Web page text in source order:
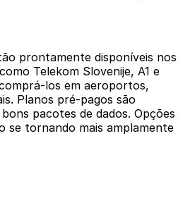
prontamente disponíveis nos
Telekom Slovenije, A1 e
los em aeroportos,
Planos pré-pagos são
pacotes de dados. Opções
se tornando mais amplamente